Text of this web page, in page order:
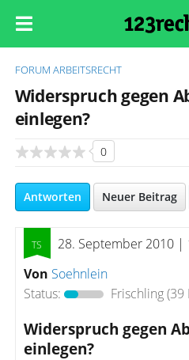
FORUM ARBEITSRECHT
Widerspruch gegen
einlegen?
0
Antworten Neuer Beitrag
28. September 2010 |
Von Soehnlein
Status:
Frischling(39
Widerspruch gegen
einlegen?